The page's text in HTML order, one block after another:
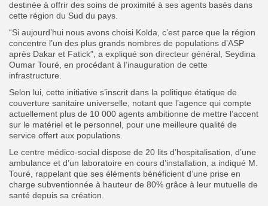
destinée à offrir des soins de proximité à ses agents basés dans
cette région du Sud du pays.
“Si aujourd’hui nous avons choisi Kolda, c’est parce que la région
concentre l’un des plus grands nombres de populations d’ASP
après Dakar et Fatick”, a expliqué son directeur général, Seydina
Oumar Touré, en procédant à l’inauguration de cette
infrastructure.
Selon lui, cette initiative s’inscrit dans la politique étatique de
couverture sanitaire universelle, notant que l’agence qui compte
actuellement plus de 10 000 agents ambitionne de mettre l’accent
sur le matériel et le personnel, pour une meilleure qualité de
service offert aux populations.
Le centre médico-social dispose de 20 lits d’hospitalisation, d’une
ambulance et d’un laboratoire en cours d’installation, a indiqué M.
Touré, rappelant que ses éléments bénéficient d’une prise en
charge subventionnée à hauteur de 80% grâce à leur mutuelle de
santé depuis sa création.